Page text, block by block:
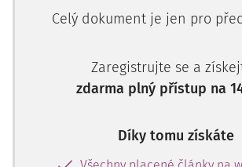
767 Kč, ovšem za podmínky, že je jí
osoby v kategorii osob, za které hradí
plnění oznamovací povinnosti, tedy
skutečností rozhodných pro povinnost
(Poznámka: Od 1. ledna 2022 se platba za
pojištěnce" zvyšuje na 1 967 Kč).
Celý dokument je jen pro
Zaregistrujte se a
zdarma plný přístup na
Díky tomu získáte